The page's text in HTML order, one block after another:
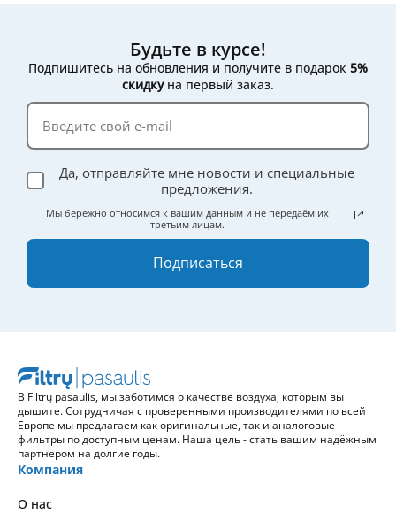
Будьте в курсе!
Подпишитесь на обновления и получите в подарок 5%
скидкуна первый заказ.
Да, отправляйте мне новости и специальные
предложения.
Мы бережно относимся к вашим данным и не передаём их
третьим лицам.
Подписаться
В Filtrų pasaulis, мы заботимся о качестве воздуха, которым вы
дышите. Сотрудничая с проверенными производителями по всей
Европе мы предлагаем как оригинальные, так и аналоговые
фильтры по доступным ценам. Наша цель - стать вашим надёжным
партнером на долгие годы.
Компания
О нас